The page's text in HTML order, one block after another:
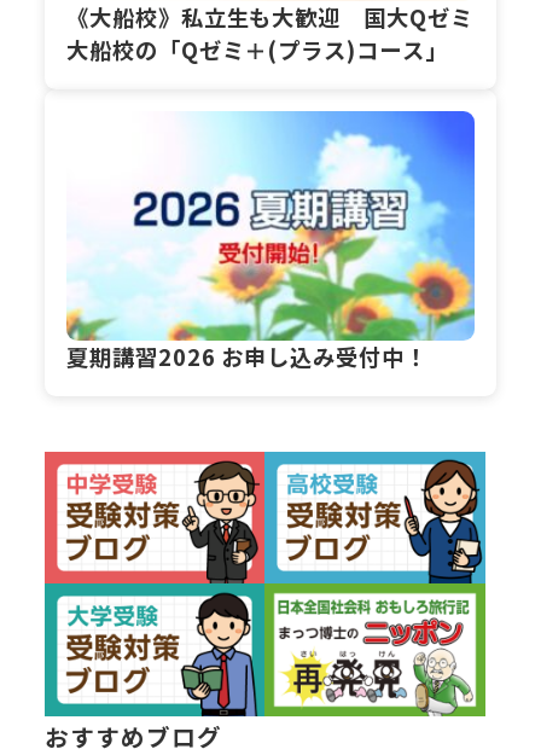
《大船校》私立生も大歓迎 国大Qゼミ
大船校の「Qゼミ＋(プラス)コース」
夏期講習2026 お申し込み受付中！
おすすめブログ